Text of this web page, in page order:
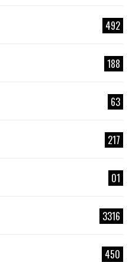
492
188
63
217
01
3316
450